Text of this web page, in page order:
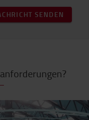
SENDEN